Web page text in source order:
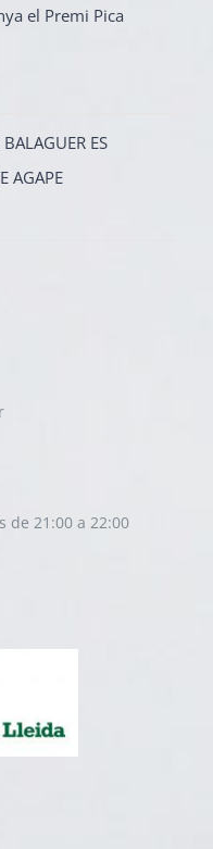
el Premi Pica
ES
AGAPE
de 21:00 a 22:00